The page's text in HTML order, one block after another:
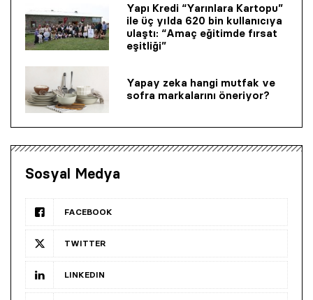
Yapı Kredi “Yarınlara Kartopu”
ile üç yılda 620 bin kullanıcıya
ulaştı: “Amaç eğitimde fırsat
eşitliği”
Yapay zeka hangi mutfak ve
sofra markalarını öneriyor?
Sosyal Medya
FACEBOOK
TWITTER
LINKEDIN